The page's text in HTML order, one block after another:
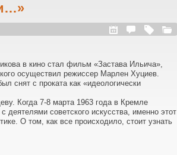
в кино стал фильм «Застава Ильича»,
осуществил режиссер Марлен Хуциев.
снят с проката как «идеологически
Когда 7-8 марта 1963 года в Кремле
деятелями советского искусства, именно этот
О том, как все происходило, стоит узнать